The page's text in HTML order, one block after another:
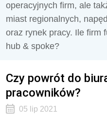
operacyjnych firm, ale
miast regionalnych,
oraz rynek pracy. Ile firm
hub & spoke?
Czy powrót do
pracowników?
05 lip 2021